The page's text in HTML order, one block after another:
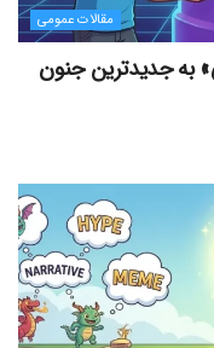
مقالات عمومی
به جدیدترین جنون